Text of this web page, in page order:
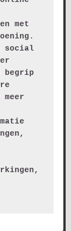
met
social
begrip